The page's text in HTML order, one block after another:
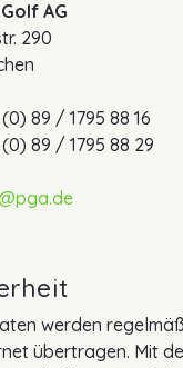
AG
290
89 / 1795 88 16
89 / 1795 88 29
werden
übertragen. Mit